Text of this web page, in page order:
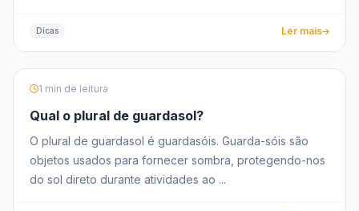
Dicas Ler mais
1 min de leitura
Qual o plural de guardasol?
O plural de guardasol é guardasóis. Guarda-sóis são
objetos usados para fornecer sombra, protegendo-nos
do sol direto durante atividades ao ...